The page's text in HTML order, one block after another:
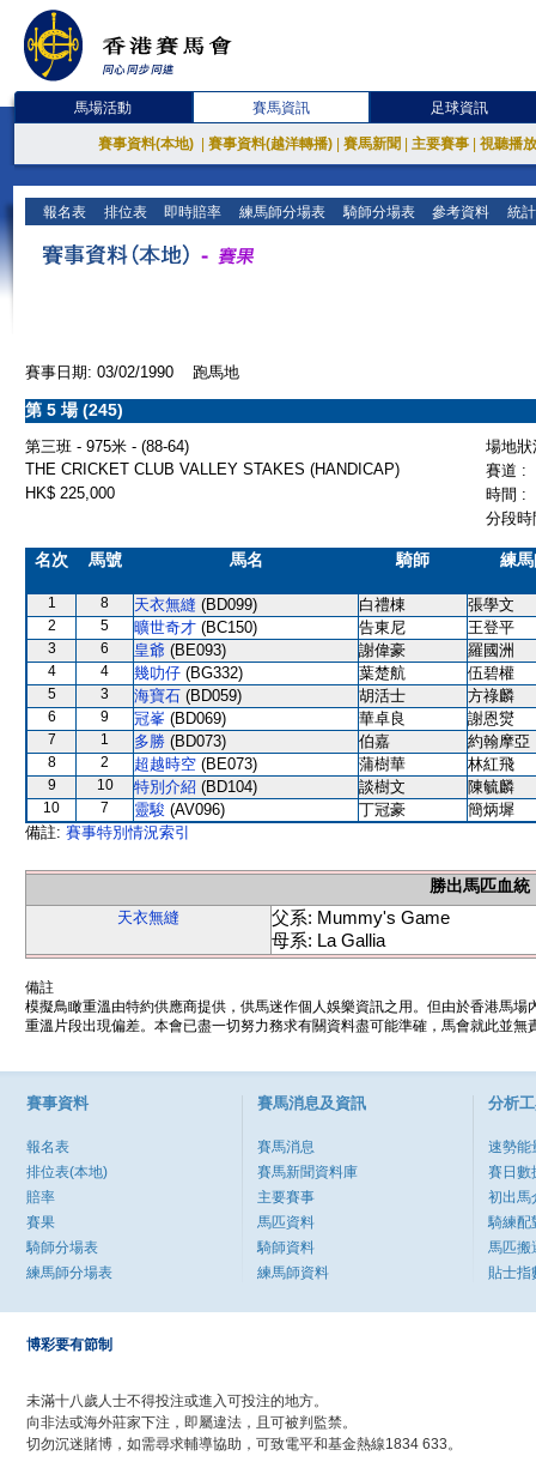
馬場活動 賽馬資訊 足球資訊
賽事資料(本地) 賽事資料(越洋轉播) 賽馬新聞 主要賽事 視聽播
報名表 排位表 即時賠率 練馬師分場表 騎師分場表 參考資料 統
賽事日期: 03/02/1990 跑馬地
第 5 場 (245)
第三班 - 975米 - (88-64)
場地
THE CRICKET CLUB VALLEY STAKES (HANDICAP)
賽道 :
HK$ 225,000
時間 :
分段
名次 馬號 馬名 騎師 練
1 8 天衣無縫 (BD099) 白禮棟 張學文
2 5 曠世奇才 (BC150) 告東尼 王登平
3 6 皇爺 (BE093) 謝偉豪 羅國洲
4 4 幾叻仔 (BG332) 葉楚航 伍碧權
5 3 海寶石 (BD059) 胡活士 方祿麟
6 9 冠峯 (BD069) 華卓良 謝恩爕
7 1 多勝 (BD073) 伯嘉 約翰摩亞
8 2 超越時空 (BE073) 蒲樹華 林紅飛
9 10 特別介紹 (BD104) 談樹文 陳毓麟
10 7 靈駿 (AV096) 丁冠豪
簡炳墀
備註: 賽事特別情況索引
勝出馬匹血統
天衣無縫
父系: Mummy's Game
母系: La Gallia
備註
模擬鳥瞰重溫由特約供應商提供，供馬迷作個人娛樂資訊之用。但由於香港馬
重溫片段出現偏差。本會已盡一切努力務求有關資料盡可能準確，馬會就此並
賽事資料
報名表
排位表(本地)
賠率
賽果
騎師分場表
練馬師分場表
賽馬消息及資訊
賽馬消息
賽馬新聞資料庫
主要賽事
馬匹資料
騎師資料
練馬師資料
分析
速勢能
賽日數
初出馬
騎練配
馬匹搬
貼士指
博彩要有節制
未滿十八歲人士不得投注或進入可投注的地方。
向非法或海外莊家下注，即屬違法，且可被判監禁。
切勿沉迷賭博，如需尋求輔導協助，可致電平和基金熱線1834 633。